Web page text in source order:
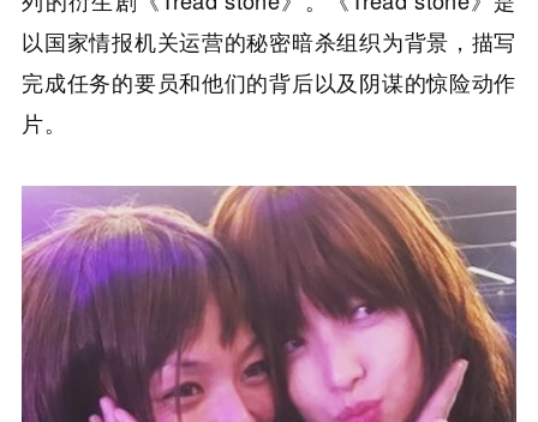
以国家情报机关运营的秘密暗杀组织为背景，描写
完成任务的要员和他们的背后以及阴谋的惊险动作
片。